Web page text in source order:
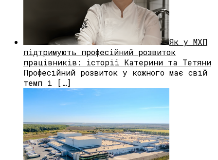
Як у МХП
підтримують професійний розвиток
працівників: історії Катерини та Тетяни
Професійний розвиток у кожного має свій
темп і […]